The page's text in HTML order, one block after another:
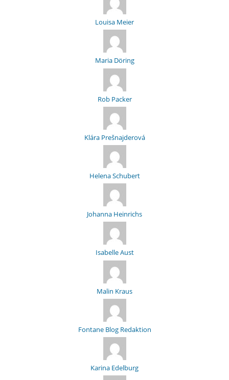
Louisa Meier
Maria Döring
Rob Packer
Klára Prešnajderová
Helena Schubert
Johanna Heinrichs
Isabelle Aust
Malin Kraus
Fontane Blog Redaktion
Karina Edelburg